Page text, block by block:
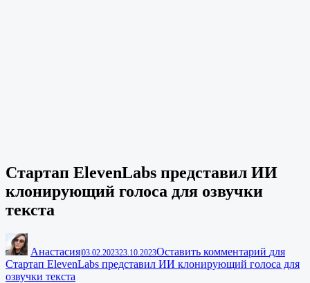
Стартап ElevenLabs представил ИИ
клонирующий голоса для озвучки
текста
Анастасия|03.02.202323.10.2023Оставить комментарий для
Стартап ElevenLabs представил ИИ клонирующий голоса для
озвучки текста